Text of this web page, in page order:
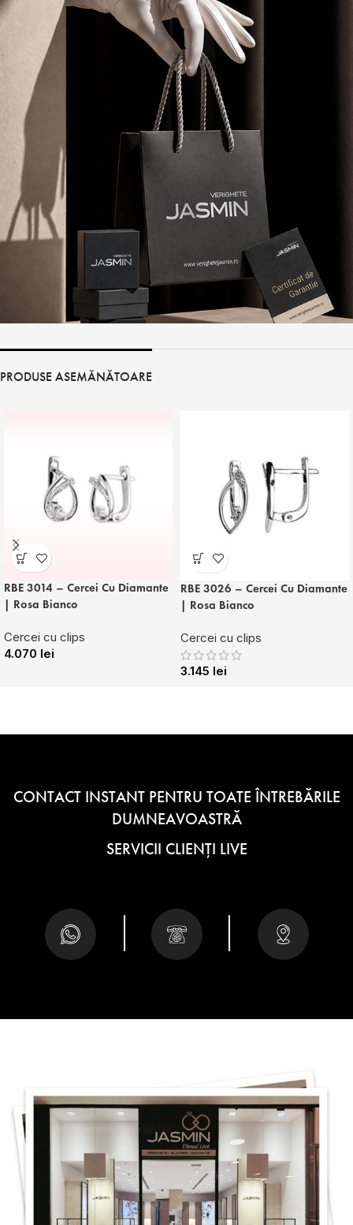
PRODUSE ASEMĂNĂTOARE
RBE 3014 – Cercei Cu Diamante
| Rosa Bianco
Cercei cu clips
4.070 lei
RBE 3026 – Cercei Cu Diamante
| Rosa Bianco
Cercei cu clips
3.145 lei
CONTACT INSTANT PENTRU TOATE ÎNTREBĂRILE
DUMNEAVOASTRĂ
SERVICII CLIENȚI LIVE